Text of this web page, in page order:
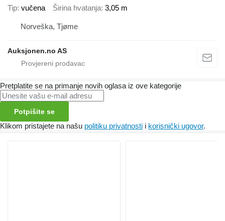
Tip vučena Širina hvatanja 3,05 m
Norveška, Tjøme
Auksjonen.no AS
Pretplatite se na primanje novih oglasa iz ove kategorije
Potpišite se
Klikom pristajete na našu politiku privatnosti i korisnički ugovor.